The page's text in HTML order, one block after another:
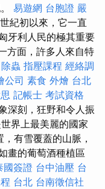
易遊網 台胞證 嚴
紀初以來，它一直
牙利人民的極其重要
方面，許多人來自特
除蟲 指壓課程 經絡調
公司 素食 外燴 台北
記帳士 考試資格
深刻，狂野和令人振
界上最美麗的國家
有雪覆蓋的山脈，
畫的葡萄酒種植區
國簽證 台中油壓 台
台北 台南徵信社